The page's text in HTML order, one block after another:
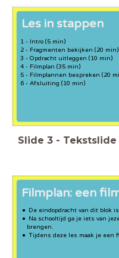
1 - Intro (5 min)
2 - Fragmenten bekijken (20 min)
3 - Opdracht uitleggen (10 min)
4 - Filmplan (35 min)
5 - Filmplannen bespreken (20
6 - Afsluiting (10 min)
Les in stappen
Slide 3 - Tekstslide
De eindopdracht van dit blok
Na schooltijd ga je iets van
brengen.
Tijdens deze les maak je een
Filmplan: een